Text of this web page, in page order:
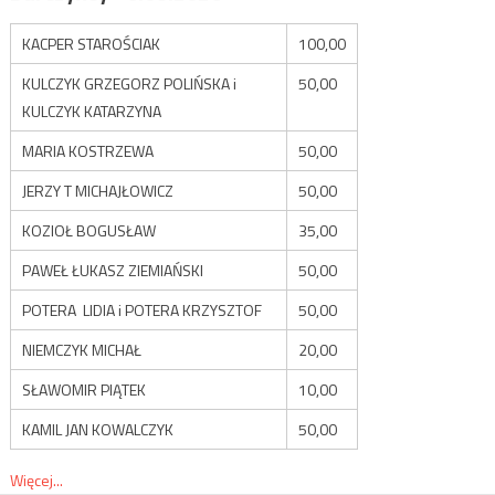
KACPER STAROŚCIAK
100,00
KULCZYK GRZEGORZ POLIŃSKA i
KULCZYK KATARZYNA
50,00
MARIA KOSTRZEWA
50,00
JERZY T MICHAJŁOWICZ
50,00
KOZIOŁ BOGUSŁAW
35,00
PAWEŁ ŁUKASZ ZIEMIAŃSKI
50,00
POTERA LIDIA i POTERA KRZYSZTOF
50,00
NIEMCZYK MICHAŁ
20,00
SŁAWOMIR PIĄTEK
10,00
KAMIL JAN KOWALCZYK
50,00
Więcej...